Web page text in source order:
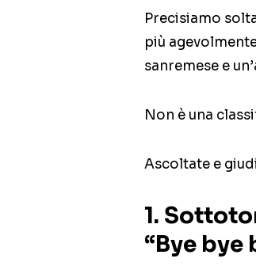
Precisiamo
più
sanremese e
Non è una
Ascoltate e
1.
“Bye bye